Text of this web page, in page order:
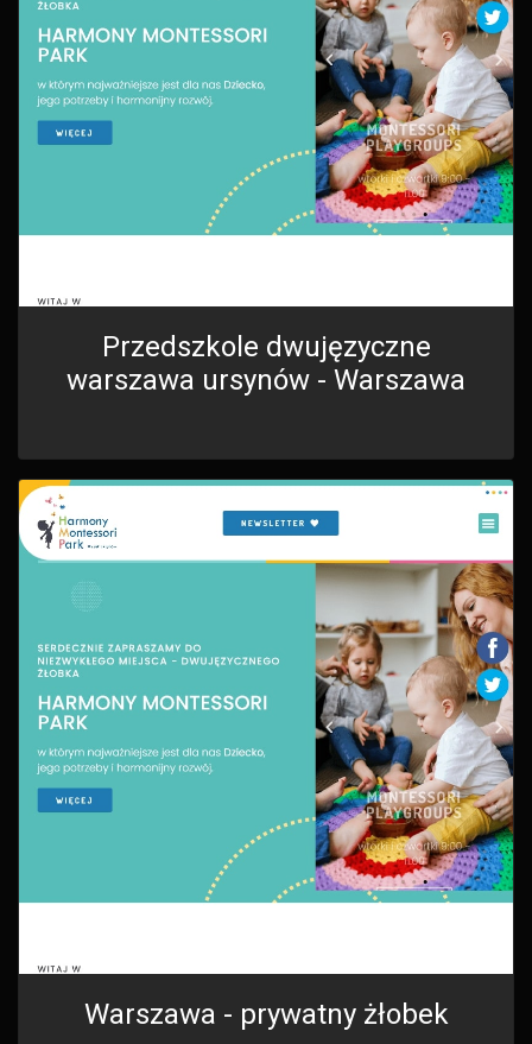
Przedszkole dwujęzyczne
warszawa ursynów - Warszawa
Warszawa - prywatny żłobek